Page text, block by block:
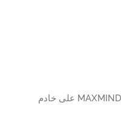
تهانينا! لقد انتهيت من تثبيت وحدة MAXMIND على خادم